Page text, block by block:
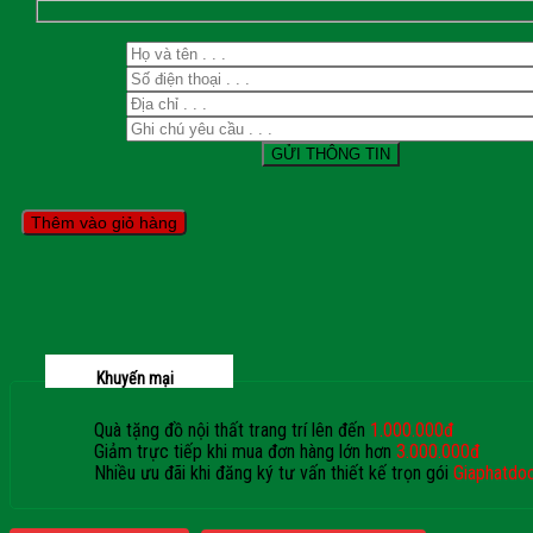
Thêm vào giỏ hàng
Khuyến mại
Quà tặng đồ nội thất trang trí lên đến 1.000.000đ
Giảm trực tiếp khi mua đơn hàng lớn hơn 3.000.000đ
Nhiều ưu đãi khi đăng ký tư vấn thiết kế trọn gói